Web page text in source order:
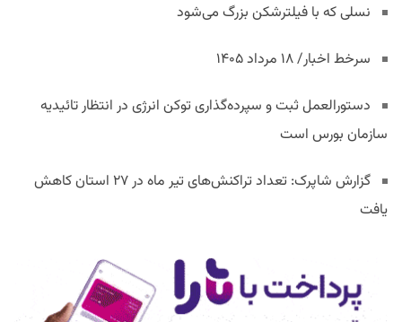
نسلی که با فیلترشکن بزرگ می‌شود
سرخط اخبار/ ۱۸ مرداد ۱۴۰۵
دستورالعمل ثبت و سپرده‌گذاری توکن انرژی در انتظار تائیدیه
سازمان بورس است
گزارش شاپرک: تعداد تراکنش‌های تیر ماه در ۲۷ استان‌ کاهش
یافت